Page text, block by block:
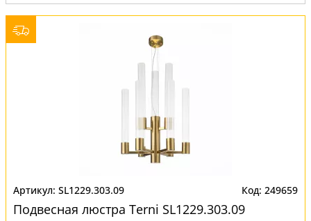
Вид:
Люстры
SL1229.303.09 249659
Подвесная люстра Terni SL1229.303.09